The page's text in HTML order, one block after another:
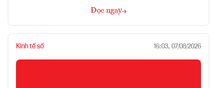
Đọc ngay
Kinh tế số 16:03, 07/08/2026